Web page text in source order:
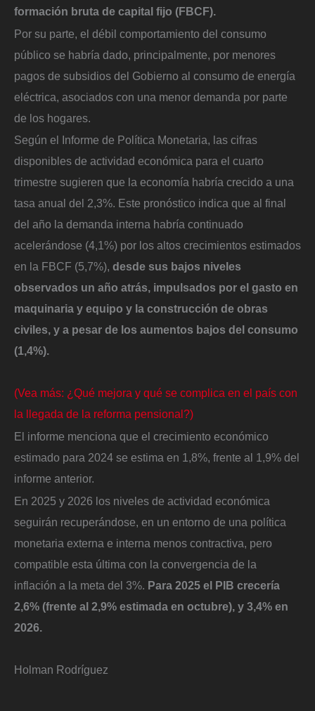
formación bruta de capital fijo (FBCF).
Por su parte, el débil comportamiento del consumo
público se habría dado, principalmente, por menores
pagos de subsidios del Gobierno al consumo de energía
eléctrica, asociados con una menor demanda por parte
de los hogares.
Según el Informe de Política Monetaria, las cifras
disponibles de actividad económica para el cuarto
trimestre sugieren que la economía habría crecido a una
tasa anual del 2,3%. Este pronóstico indica que al final
del año la demanda interna habría continuado
acelerándose (4,1%) por los altos crecimientos estimados
en la FBCF (5,7%), desde sus bajos niveles
observados un año atrás, impulsados por el gasto en
maquinaria y equipo y la construcción de obras
civiles, y a pesar de los aumentos bajos del consumo
(1,4%).
(Vea más: ¿Qué mejora y qué se complica en el país con
la llegada de la reforma pensional?)
El informe menciona que el crecimiento económico
estimado para 2024 se estima en 1,8%, frente al 1,9% del
informe anterior.
En 2025 y 2026 los niveles de actividad económica
seguirán recuperándose, en un entorno de una política
monetaria externa e interna menos contractiva, pero
compatible esta última con la convergencia de la
inflación a la meta del 3%. Para 2025 el PIB crecería
2,6% (frente al 2,9% estimada en octubre), y 3,4% en
2026.
Holman Rodríguez